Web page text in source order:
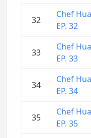
32
Chef
EP. 32
33
Chef
EP. 33
34
Chef
EP. 34
35
Chef
EP. 35